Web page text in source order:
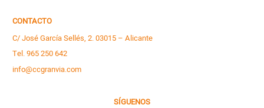
CONTACTO
C/ José García Sellés, 2. 03015 – Alicante
Tel. 965 250 642
info@ccgranvia.com
SÍGUENOS